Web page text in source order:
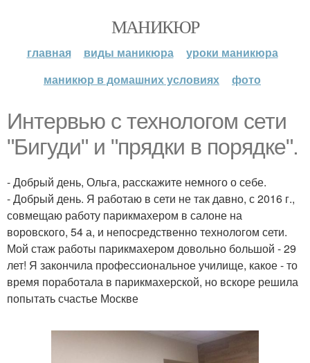
МАНИКЮР
главная виды маникюра
уроки маникюра
маникюр в домашних условиях
фото
Интервью с технологом сети
"Бигуди" и "прядки в порядке".
- Добрый день, Ольга, расскажите немного о себе.
- Добрый день. Я работаю в сети не так давно, с 2016 г.,
совмещаю работу парикмахером в салоне на
воровского, 54 а, и непосредственно технологом сети.
Мой стаж работы парикмахером довольно большой - 29
лет! Я закончила профессиональное училище, какое - то
время поработала в парикмахерской, но вскоре решила
попытать счастье Москве